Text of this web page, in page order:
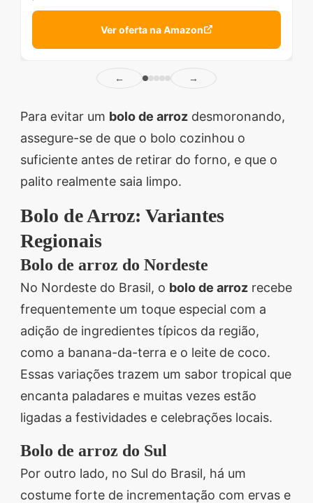
Ver oferta na Amazon
← →
Para evitar um bolo de arroz desmoronando,
assegure-se de que o bolo cozinhou o
suficiente antes de retirar do forno, e que o
palito realmente saia limpo.
Bolo de Arroz: Variantes
Regionais
Bolo de arroz do Nordeste
No Nordeste do Brasil, o bolo de arroz recebe
frequentemente um toque especial com a
adição de ingredientes típicos da região,
como a banana-da-terra e o leite de coco.
Essas variações trazem um sabor tropical que
encanta paladares e muitas vezes estão
ligadas a festividades e celebrações locais.
Bolo de arroz do Sul
Por outro lado, no Sul do Brasil, há um
costume forte de incrementação com ervas e